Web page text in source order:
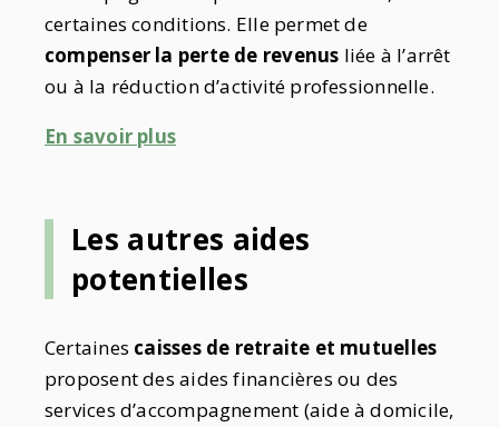
certaines conditions. Elle permet de
compenser la perte de revenus liée à l’arrêt
ou à la réduction d’activité professionnelle.
En savoir plus
Les autres aides
potentielles
Certaines caisses de retraite et mutuelles
proposent des aides financières ou des
services d’accompagnement (aide à domicile,